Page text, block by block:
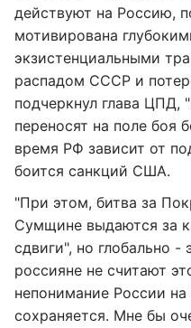
действуют на Россию,
мотивирована
экзистенциальными
распадом СССР и
подчеркнул глава ЦПД,
переносят на поле боя
время РФ зависит от
боится санкций США.
"При этом, битва за
Сумщине выдаются за
сдвиги", но глобально -
россияне не считают
непонимание России
сохраняется. Мне бы